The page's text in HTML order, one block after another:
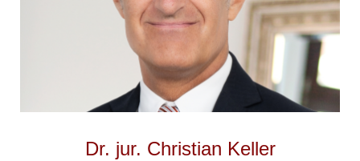
Dr. jur. Christian Keller